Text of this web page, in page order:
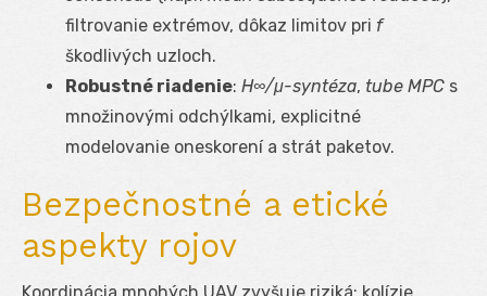
filtrovanie extrémov, dôkaz limitov pri f
škodlivých uzloch.
Robustné riadenie: H∞/μ-syntéza, tube MPC s
množinovými odchýlkami, explicitné
modelovanie oneskorení a strát paketov.
Bezpečnostné a etické
aspekty rojov